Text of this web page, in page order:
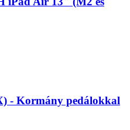
- Kormány pedálokkal